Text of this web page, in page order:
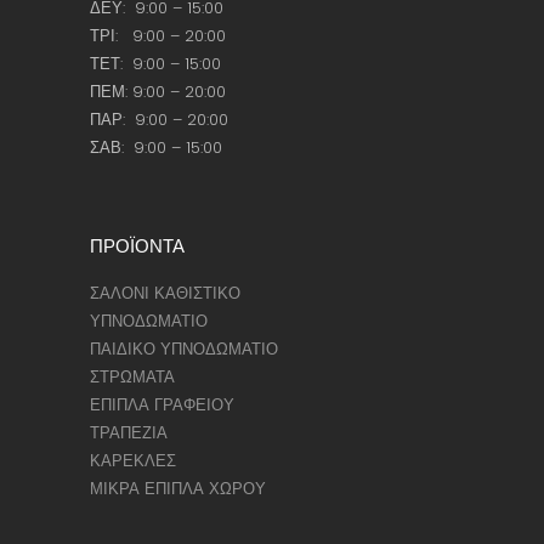
ΔΕΥ: 9:00 – 15:00
ΤΡΙ: 9:00 – 20:00
ΤΕΤ: 9:00 – 15:00
ΠΕΜ: 9:00 – 20:00
ΠΑΡ: 9:00 – 20:00
ΣΑΒ: 9:00 – 15:00
ΠΡΟΪΟΝΤΑ
ΣΑΛΟΝΙ ΚΑΘΙΣΤΙΚΟ
ΥΠΝΟΔΩΜΑΤΙΟ
ΠΑΙΔΙΚΟ ΥΠΝΟΔΩΜΑΤΙΟ
ΣΤΡΩΜΑΤΑ
ΕΠΙΠΛΑ ΓΡΑΦΕΙΟΥ
ΤΡΑΠΕΖΙΑ
ΚΑΡΕΚΛΕΣ
ΜΙΚΡΑ ΕΠΙΠΛΑ ΧΩΡΟΥ